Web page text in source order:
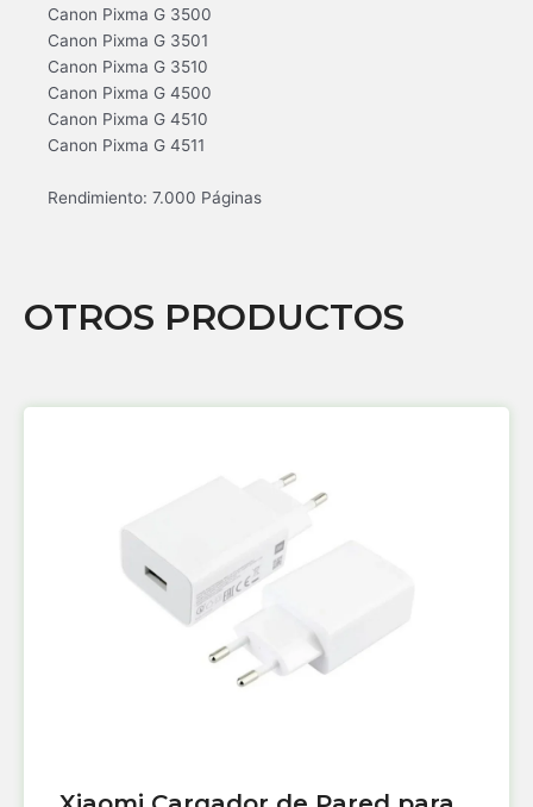
Canon Pixma G 3500
Canon Pixma G 3501
Canon Pixma G 3510
Canon Pixma G 4500
Canon Pixma G 4510
Canon Pixma G 4511
Rendimiento: 7.000 Páginas
OTROS PRODUCTOS